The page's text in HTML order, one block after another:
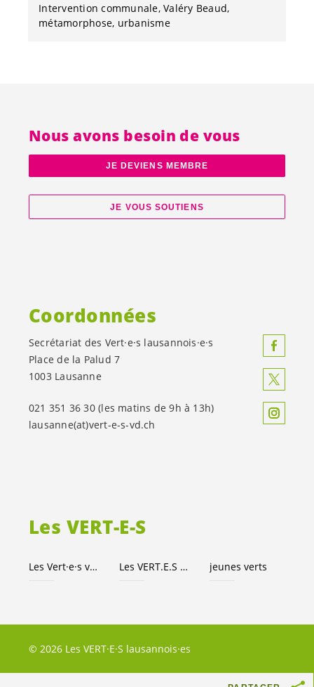
Intervention communale Valéry Beaud
métamorphose urbanisme
Les VERT-E-S
Les Vert·e·s vaudois·es Les VERT.E.S jeunes verts
Nous avons besoin de vous
JE DEVIENS MEMBRE
JE VOUS SOUTIENS
Coordonnées
Secrétariat des Vert·e·s lausannois·e·s
Place de la Palud 7
1003 Lausanne
021 351 36 30 (les matins de 9h à 13h)
lausanne(at)vert-e-s-vd.ch
© 2026 Les VERT·E·S lausannois·es